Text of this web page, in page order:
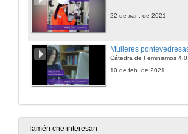
22 de xan. de 2021
Cátedra de Feminismos 4.0
10 de feb. de 2021
Tamén che interesan